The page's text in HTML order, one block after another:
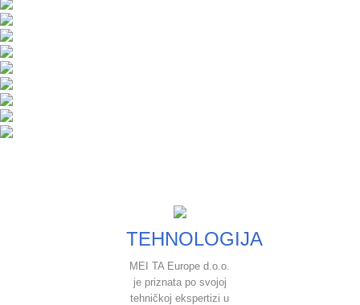
TEHNOLOGIJA
MEI TA Europe d.o.o.
je priznata po svojoj
tehničkoj ekspertizi u